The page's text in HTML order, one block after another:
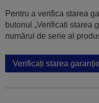
Pentru a verifica starea
butonul „Verificati starea
numărul de serie al
Verificați starea